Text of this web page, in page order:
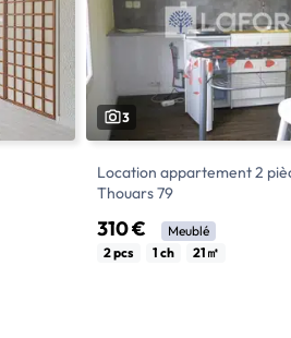
3
Location appartement 2
Thouars 79
310 € Meublé
Votre agence Laforet vous
2 pcs 1 ch 21㎡